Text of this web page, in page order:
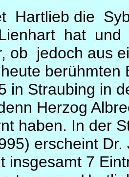
Hartlieb die
hat und
ob jedoch aus
in Straubing in
Herzog
haben. In der
erscheint
insgesamt 7